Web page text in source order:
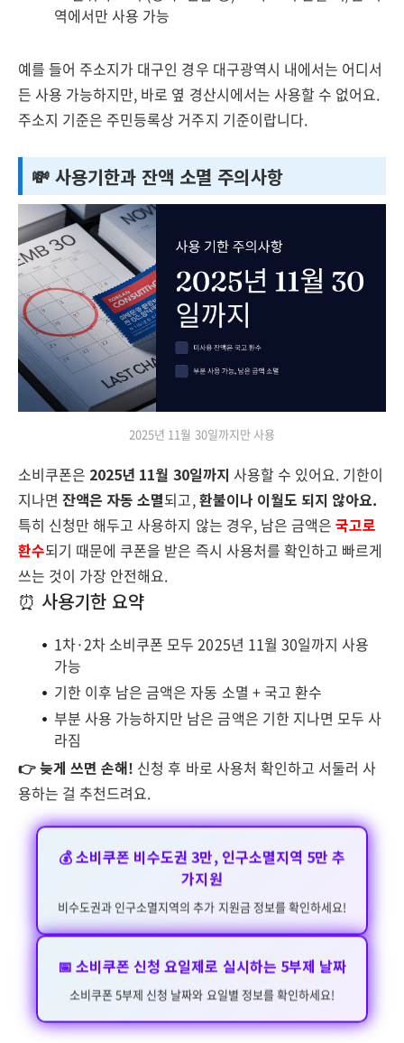
역에서만 사용 가능
예를 들어 주소지가 대구인 경우 대구광역시 내에서는 어디서
든 사용 가능하지만, 바로 옆 경산시에서는 사용할 수 없어요.
주소지 기준은 주민등록상 거주지 기준이랍니다.
💸 사용기한과 잔액 소멸 주의사항
2025년 11월 30일까지만 사용
소비쿠폰은 2025년 11월 30일까지 사용할 수 있어요. 기한이
지나면잔액은 자동 소멸되고,환불이나 이월도 되지 않아요.
특히 신청만 해두고 사용하지 않는 경우, 남은 금액은 국고로
환수되기 때문에 쿠폰을 받은 즉시 사용처를 확인하고 빠르게
쓰는 것이 가장 안전해요.
⏰ 사용기한 요약
1차·2차 소비쿠폰 모두 2025년 11월 30일까지 사용
가능
기한 이후 남은 금액은 자동 소멸 + 국고 환수
부분 사용 가능하지만 남은 금액은 기한 지나면 모두 사
라짐
👉 늦게 쓰면 손해! 신청 후 바로 사용처 확인하고 서둘러 사
용하는 걸 추천드려요.
💰 소비쿠폰 비수도권 3만, 인구소멸지역 5만 추
가지원
비수도권과 인구소멸지역의 추가 지원금 정보를 확인하세요!
📅 소비쿠폰 신청 요일제로 실시하는 5부제 날짜
소비쿠폰 5부제 신청 날짜와 요일별 정보를 확인하세요!